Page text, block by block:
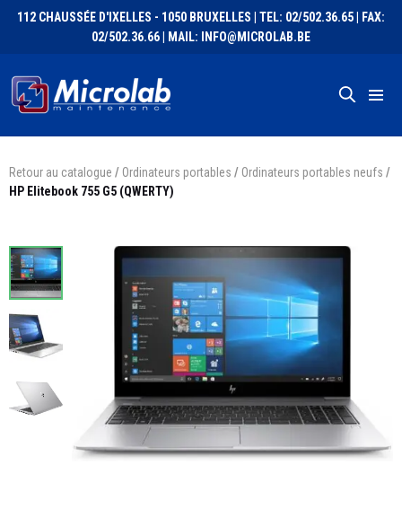
112 CHAUSSÉE D'IXELLES - 1050 BRUXELLES | TEL: 02/502.36.65 | FAX:
02/502.36.66 | MAIL: INFO@MICROLAB.BE
Retour au catalogue / Ordinateurs portables / Ordinateurs portables neufs /
HP Elitebook 755 G5 (QWERTY)